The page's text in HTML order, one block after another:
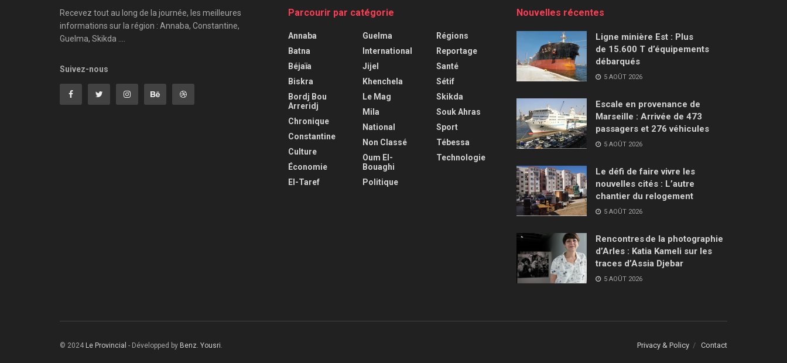
Recevez tout au long de la journée, les meilleures
informations sur la région : Annaba, Constantine,
Guelma, Skikda ....
Suivez-nous
Parcourir par catégorie
Annaba
Batna
Béjaïa
Biskra
Bordj Bou
Arreridj
Chronique
Constantine
Culture
Économie
El-Taref
Guelma
International
Jijel
Khenchela
Le Mag
Mila
National
Non Classé
Oum El-
Bouaghi
Politique
Régions
Reportage
Santé
Sétif
Skikda
Souk Ahras
Sport
Tébessa
Technologie
Nouvelles récentes
Ligne minière Est : Plus
de 15.600 T d’équipements
débarqués
5 AOÛT 2026
Escale en provenance de
Marseille : Arrivée de 473
passagers et 276 véhicules
5 AOÛT 2026
Le défi de faire vivre les
nouvelles cités : L’autre
chantier du relogement
5 AOÛT 2026
Rencontres de la photographie
d’Arles : Katia Kameli sur les
traces d’Assia Djebar
5 AOÛT 2026
Privacy & Policy Contact
© 2024 Le Provincial - Développed by Benz. Yousri.